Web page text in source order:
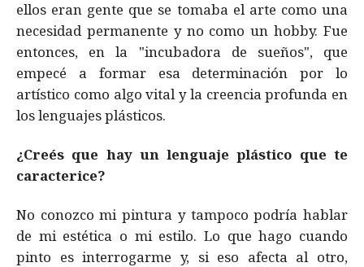
ellos eran gente que se tomaba el arte como una
necesidad permanente y no como un hobby. Fue
entonces, en la "incubadora de sueños", que
empecé a formar esa determinación por lo
artístico como algo vital y la creencia profunda en
los lenguajes plásticos.
¿Creés que hay un lenguaje plástico que te
caracterice?
No conozco mi pintura y tampoco podría hablar
de mi estética o mi estilo. Lo que hago cuando
pinto es interrogarme y, si eso afecta al otro,